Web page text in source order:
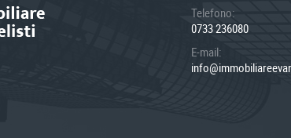
Telefono:
0733 236080
E-mail: